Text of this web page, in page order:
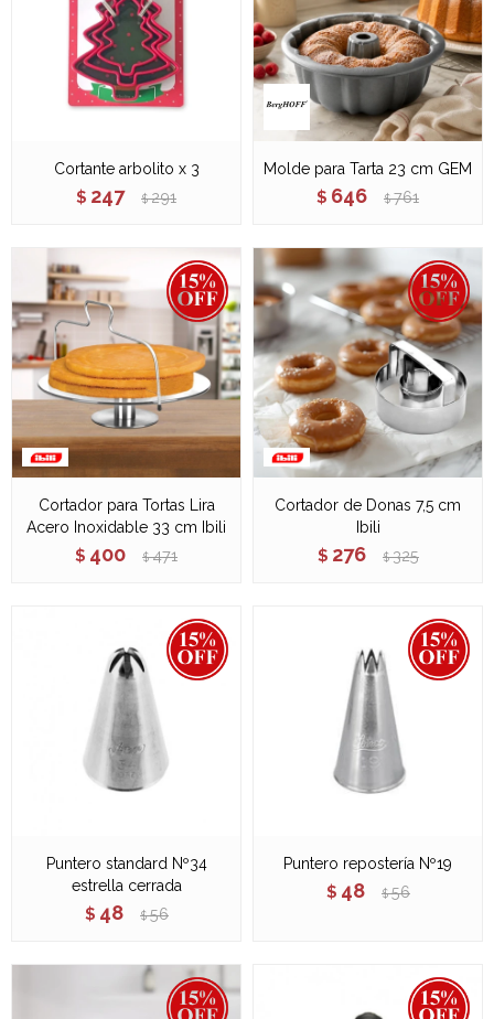
Cortante arbolito x 3
$ 247 $ 291
Molde para Tarta 23 cm GEM
$ 646 $ 761
Cortador para Tortas Lira
Acero Inoxidable 33 cm Ibili
$ 400 $ 471
Cortador de Donas 7,5 cm
Ibili
$ 276 $ 325
Puntero standard Nº34
estrella cerrada
$ 48 $ 56
Puntero repostería Nº19
$ 48 $ 56